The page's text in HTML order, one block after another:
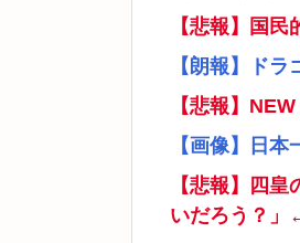
【悲報】国
【朗報】ド
【悲報】
【画像】日
【悲報】四
いだろう？」